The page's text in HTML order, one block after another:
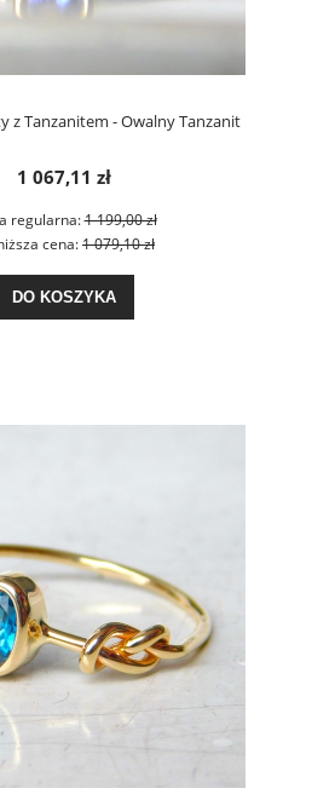
z Tanzanitem - Owalny Tanzanit
1 067,11 zł
regularna:1 199,00 zł
cena:1 079,10 zł
DO KOSZYKA